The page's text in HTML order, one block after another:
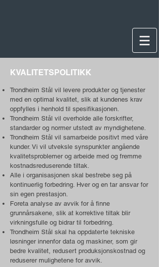
KVALITETSPOLITIKK
Trondheim Stål vil levere produkter og tjenester
med en optimal kvalitet, slik at kundenes krav
oppfylles i henhold til spesifikasjonen.
Trondheim Stål vil overholde alle forskrifter,
standarder og normer utstedt av myndighetene.
Trondheim Stål vil samarbeide positivt med våre
kunder. Vi vil utveksle synspunkter angående
kvalitetsproblemer og arbeide med og fremme
kostnadsreduserende tiltak.
Alle i organisasjonen skal bestrebe seg på
kontinuerlig forbedring. Hver og en tar ansvar for
sin egen prestasjon.
Foreta analyse av avvik for å finne
grunnårsakene, slik at korrektive tiltak blir
virkningsfulle og bidrar til forbedring.
Trondheim Stål skal ha oppdaterte tekniske
løsninger innenfor data og maskiner, som gir
bedre kvalitet, redusert produksjonskostnad og
reduserer mulighetene for avvik.